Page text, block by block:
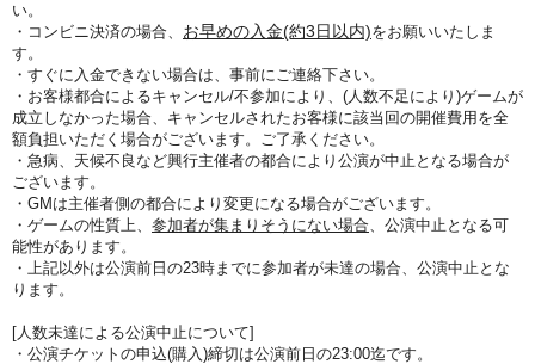
い。
・コンビニ決済の場合、 お早めの入金(約3日以内)をお願いいたしま
す。
・すぐに入金できない場合は、事前にご連絡下さい。
・お客様都合によるキャンセル/不参加により、(人数不足により)ゲームが
成立しなかった場合、キャンセルされたお客様に該当回の開催費用を全
額負担いただく場合がございます。ご了承ください。
・急病、天候不良など興行主催者の都合により公演が中止となる場合が
ございます。
・GMは主催者側の都合により変更になる場合がございます。
・ゲームの性質上、 参加者が集まりそうにない場合、公演中止となる可
能性があります。
・上記以外は公演前日の23時までに参加者が未達の場合、公演中止とな
ります。
[人数未達による公演中止について]
・公演チケットの申込(購入)締切は公演前日の23:00迄です。